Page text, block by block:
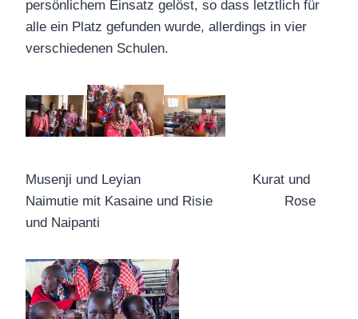
persönlichem Einsatz gelöst, so dass letztlich für
alle ein Platz gefunden wurde, allerdings in vier
verschiedenen Schulen.
Musenji und Leyian Kurat und
Naimutie mit Kasaine und Risie Rose
und Naipanti